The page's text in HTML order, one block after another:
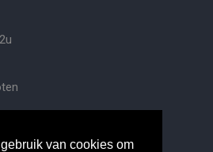
van cookies om